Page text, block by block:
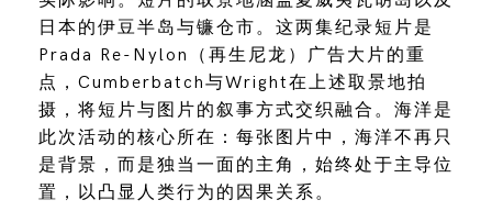
日本的伊豆半岛与镰仓市。这两集纪录短片是
Prada Re-Nylon（再生尼龙）广告大片的重
点，Cumberbatch与Wright在上述取景地拍
摄，将短片与图片的叙事方式交织融合。海洋是
此次活动的核心所在：每张图片中，海洋不再只
是背景，而是独当一面的主角，始终处于主导位
置，以凸显人类行为的因果关系。